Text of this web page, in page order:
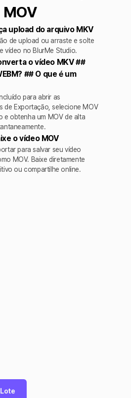
MOV
upload do arquivo MKV
de upload ou arraste e solte
vídeo no BlurMe Studio.
o vídeo MKV ##
## O que é um
para abrir as
de Exportação, selecione MOV
e obtenha um MOV de alta
o vídeo MOV
para salvar seu vídeo
MOV. Baixe diretamente
ou compartilhe online.